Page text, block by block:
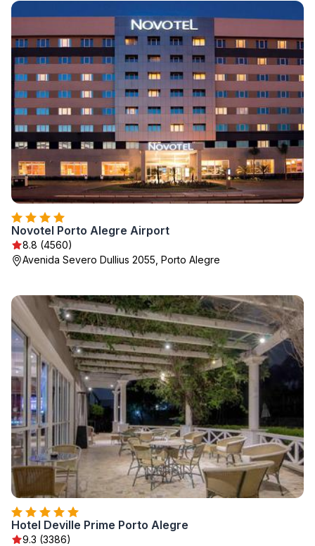
Novotel Porto Alegre Airport
8.8 (4560)
Avenida Severo Dullius 2055, Porto Alegre
Hotel Deville Prime Porto Alegre
9.3 (3386)